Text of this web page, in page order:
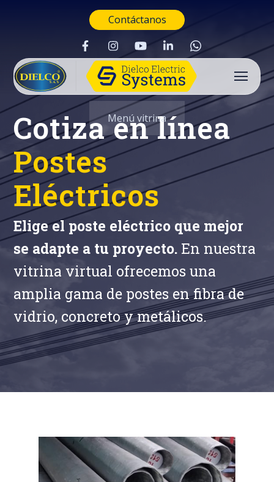
Contáctanos
Menú vitrina
Cotiza en línea
Postes
Eléctricos
Elige el poste eléctrico que mejor
se adapte a tu proyecto. En nuestra
vitrina virtual ofrecemos una
amplia gama de postes en fibra de
vidrio, concreto y metálicos.